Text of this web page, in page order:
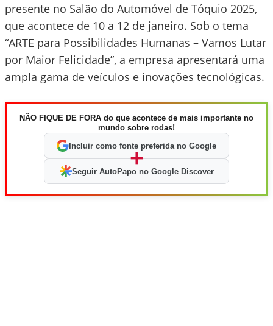
presente no Salão do Automóvel de Tóquio 2025,
que acontece de 10 a 12 de janeiro. Sob o tema
“ARTE para Possibilidades Humanas – Vamos Lutar
por Maior Felicidade”, a empresa apresentará uma
ampla gama de veículos e inovações tecnológicas.
NÃO FIQUE DE FORA do que acontece de mais importante no
mundo sobre rodas!
Incluir como fonte preferida no Google
+
Seguir AutoPapo no Google Discover